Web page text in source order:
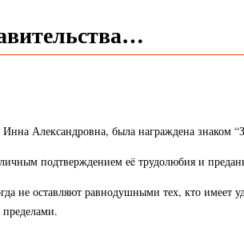
Александровна, была награждена знаком
подтверждением еë трудолюбия и
не оставляют равнодушными тех, кто имеет
пределами.